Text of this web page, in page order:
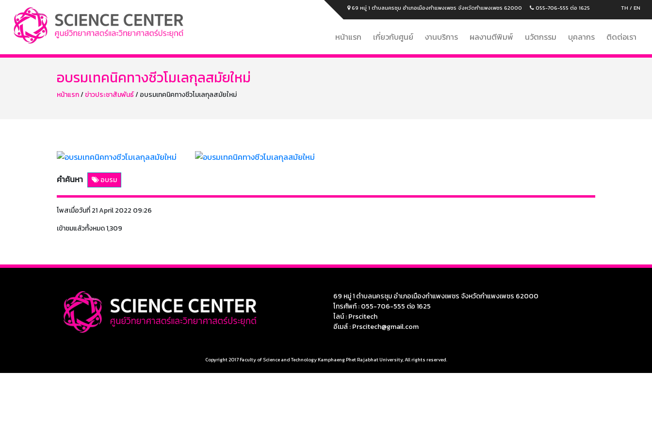
69 หมู่ 1 ตำบลนครชุม อำเภอเมืองกำแพงเพชร จังหวัดกำแพงเพชร 62000 055-706-555 ต่อ 1625 TH / EN
หน้าแรก เกี่ยวกับศูนย์ งานบริการ ผลงานตีพิมพ์ นวัตกรรม บุคลากร ติดต่อเรา
อบรมเทคนิคทางชีวโมเลกุลสมัยใหม่
หน้าแรก/ข่าวประชาสัมพันธ์/ อบรมเทคนิคทางชีวโมเลกุลสมัยใหม่
คำค้นหา อบรม
โพสเมื่อวันที่ 21 April 2022 09:26
เข้าชมแล้วทั้งหมด 1,309
69 หมู่ 1 ตำบลนครชุม อำเภอเมืองกำแพงเพชร จังหวัดกำแพงเพชร 62000
โทรศัพท์ : 055-706-555 ต่อ 1625
ไลน์ : Prscitech
อีเมล์ : Prscitech@gmail.com
Copyright 2017 Faculty of Science and Technology Kamphaeng Phet Rajabhat University, All rights reserved.